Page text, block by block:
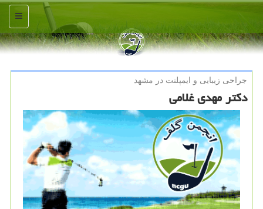
منو
جراحی زیبایی و ایمپلنت در مشهد
دکتر مهدی غلامی